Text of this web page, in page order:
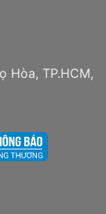
Hòa, TP.HCM,